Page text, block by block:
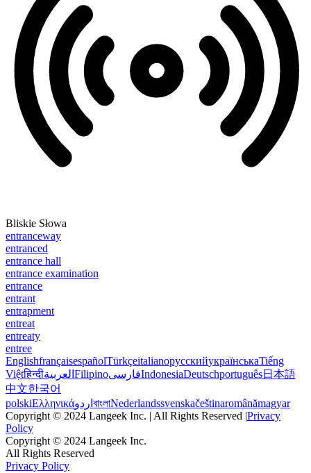
Bliskie Słowa
entranceway
entranced
entrance hall
entrance examination
entrance
entrant
entrapment
entreat
entreaty
entree
EnglishfrançaisespañolTürkçeitalianoрусскийукраїнськаTiếng
Việtहिन्दीالعربية FilipinoفارسیIndonesiaDeutschportuguês日本語
中文한국어
polskiΕλληνικάاردو বাংলাNederlandssvenskačeštinaromânămagyar
Copyright © 2024 Langeek Inc. | All Rights Reserved |Privacy
Policy
Copyright © 2024 Langeek Inc.
All Rights Reserved
Privacy Policy